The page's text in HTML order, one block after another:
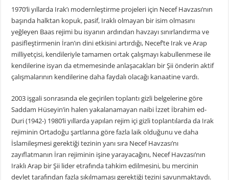
1970’li yıllarda Irak’ı modernleştirme projeleri için Necef Havzası’nın
başında halktan kopuk, pasif, Iraklı olmayan bir isim olmasını
yeğleyen Baas rejimi bu isyanın ardından havzayı sınırlandırma ve
pasifleştirmenin İran’ın dini etkisini artırdığı, Necef’te Irak ve Arap
milliyetçisi, kendileriyle tamamen ortak çalışmayı kabullenmese ile
kendilerine isyan da etmemesinde anlaşacakları bir Şii önderin aktif
çalışmalarının kendilerine daha faydalı olacağı kanaatine vardı.
2003 işgali sonrasında ele geçirilen toplantı gizli belgelerine göre
Saddam Hüseyin’in halen yakalanamayan naibi İzzet İbrahim ed-
Duri (1942-) 1980’li yıllarda yapılan rejim içi gizli toplantılarda da Irak
rejiminin Ortadoğu şartlarına göre fazla laik olduğunu ve daha
İslamileşmesi gerektiği tezinin yanı sıra Necef Havzası’nı
zayıflatmanın İran rejiminin işine yarayacağını, Necef Havzası’nın
Iraklı Arap bir Şii lider etrafında tahkim edilmesini, bu mercinin
devlet tarafından fazla sıkılmaması gerektiği tezini savunmaktaydı.